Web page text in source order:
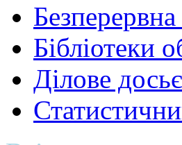
Безперервна
Бібліотеки
Ділове досьє